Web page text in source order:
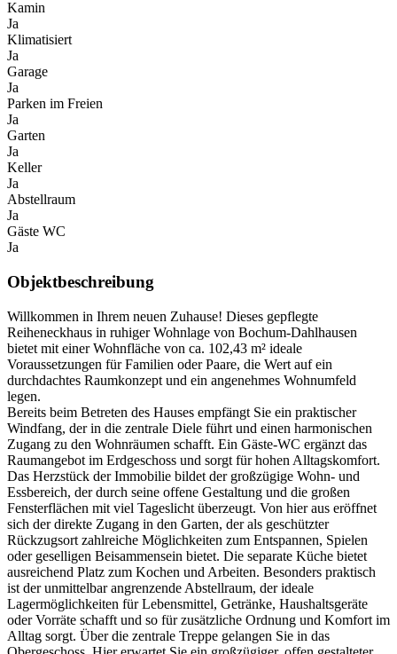
Kamin
Ja
Klimatisiert
Ja
Garage
Ja
Parken im Freien
Ja
Garten
Ja
Keller
Ja
Abstellraum
Ja
Gäste WC
Ja
Objektbeschreibung
Willkommen in Ihrem neuen Zuhause! Dieses gepflegte
Reiheneckhaus in ruhiger Wohnlage von Bochum-Dahlhausen
bietet mit einer Wohnfläche von ca. 102,43 m² ideale
Voraussetzungen für Familien oder Paare, die Wert auf ein
durchdachtes Raumkonzept und ein angenehmes Wohnumfeld
legen.
Bereits beim Betreten des Hauses empfängt Sie ein praktischer
Windfang, der in die zentrale Diele führt und einen harmonischen
Zugang zu den Wohnräumen schafft. Ein Gäste-WC ergänzt das
Raumangebot im Erdgeschoss und sorgt für hohen Alltagskomfort.
Das Herzstück der Immobilie bildet der großzügige Wohn- und
Essbereich, der durch seine offene Gestaltung und die großen
Fensterflächen mit viel Tageslicht überzeugt. Von hier aus eröffnet
sich der direkte Zugang in den Garten, der als geschützter
Rückzugsort zahlreiche Möglichkeiten zum Entspannen, Spielen
oder geselligen Beisammensein bietet. Die separate Küche bietet
ausreichend Platz zum Kochen und Arbeiten. Besonders praktisch
ist der unmittelbar angrenzende Abstellraum, der ideale
Lagermöglichkeiten für Lebensmittel, Getränke, Haushaltsgeräte
oder Vorräte schafft und so für zusätzliche Ordnung und Komfort im
Alltag sorgt. Über die zentrale Treppe gelangen Sie in das